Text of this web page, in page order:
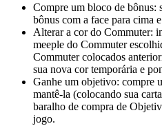
Compre um bloco de bônus:
bônus com a face para cima
Alterar a cor do Commuter:
meeple do Commuter
Commuter colocados
sua nova cor temporária e
Ganhe um objetivo: compre
mantê-la (colocando sua
baralho de compra de
jogo.